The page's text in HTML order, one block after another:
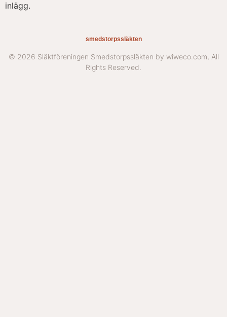
inlägg.
smedstorpssläkten
© 2026 Släktföreningen Smedstorpssläkten by wiweco.com, All
Rights Reserved.